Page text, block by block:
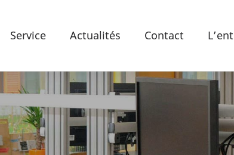
Service Actualités Contact